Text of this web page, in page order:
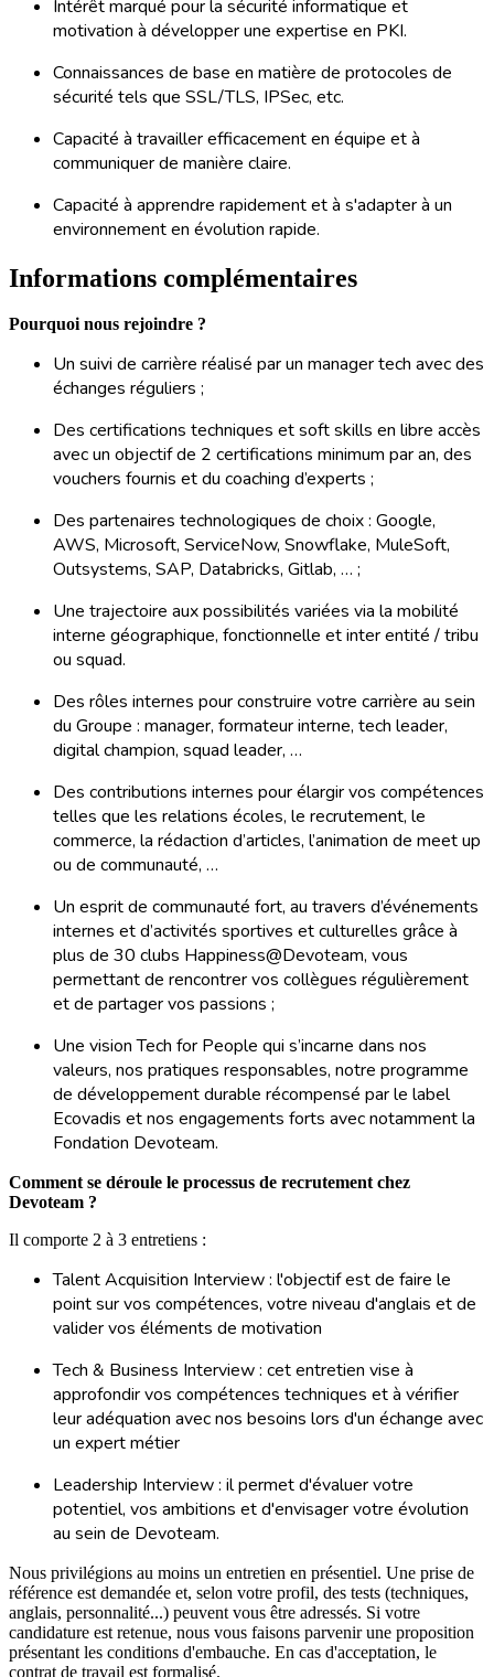
Intérêt marqué pour la sécurité informatique et
motivation à développer une expertise en PKI.
Connaissances de base en matière de protocoles de
sécurité tels que SSL/TLS, IPSec, etc.
Capacité à travailler efficacement en équipe et à
communiquer de manière claire.
Capacité à apprendre rapidement et à s'adapter à un
environnement en évolution rapide.
Informations complémentaires
Pourquoi nous rejoindre ?
Un suivi de carrière réalisé par un manager tech avec des
échanges réguliers ;
Des certifications techniques et soft skills en libre accès
avec un objectif de 2 certifications minimum par an, des
vouchers fournis et du coaching d’experts ;
Des partenaires technologiques de choix : Google,
AWS, Microsoft, ServiceNow, Snowflake, MuleSoft,
Outsystems, SAP, Databricks, Gitlab, … ;
Une trajectoire aux possibilités variées via la mobilité
interne géographique, fonctionnelle et inter entité / tribu
ou squad.
Des rôles internes pour construire votre carrière au sein
du Groupe : manager, formateur interne, tech leader,
digital champion, squad leader, …
Des contributions internes pour élargir vos compétences
telles que les relations écoles, le recrutement, le
commerce, la rédaction d’articles, l’animation de meet up
ou de communauté, …
Un esprit de communauté fort, au travers d’événements
internes et d’activités sportives et culturelles grâce à
plus de 30 clubs Happiness@Devoteam, vous
permettant de rencontrer vos collègues régulièrement
et de partager vos passions ;
Une vision Tech for People qui s’incarne dans nos
valeurs, nos pratiques responsables, notre programme
de développement durable récompensé par le label
Ecovadis et nos engagements forts avec notamment la
Fondation Devoteam.
Comment se déroule le processus de recrutement chez
Devoteam ?
Il comporte 2 à 3 entretiens :
Talent Acquisition Interview : l'objectif est de faire le
point sur vos compétences, votre niveau d'anglais et de
valider vos éléments de motivation
Tech & Business Interview : cet entretien vise à
approfondir vos compétences techniques et à vérifier
leur adéquation avec nos besoins lors d'un échange avec
un expert métier
Leadership Interview : il permet d'évaluer votre
potentiel, vos ambitions et d'envisager votre évolution
au sein de Devoteam.
Nous privilégions au moins un entretien en présentiel. Une prise de
référence est demandée et, selon votre profil, des tests (techniques,
anglais, personnalité...) peuvent vous être adressés. Si votre
candidature est retenue, nous vous faisons parvenir une proposition
présentant les conditions d'embauche. En cas d'acceptation, le
contrat de travail est formalisé.